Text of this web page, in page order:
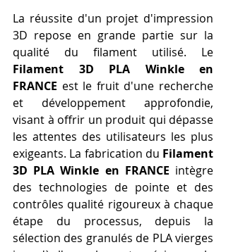
La réussite d'un projet d'impression
3D repose en grande partie sur la
Filament 3D PLA Winkle en
FRANCE est le fruit d'une recherche
et développement approfondie,
visant à offrir un produit qui dépasse
les attentes des utilisateurs les plus
exigeants. La fabrication du Filament
3D PLA Winkle en FRANCE intègre
des technologies de pointe et des
contrôles qualité rigoureux à chaque
étape du processus, depuis la
sélection des granulés de PLA vierges